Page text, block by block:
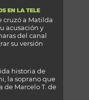
EN LA TELE
cruzó a Matilda
acusación y
del canal
su versión
historia de
la soprano que
de Marcelo T. de